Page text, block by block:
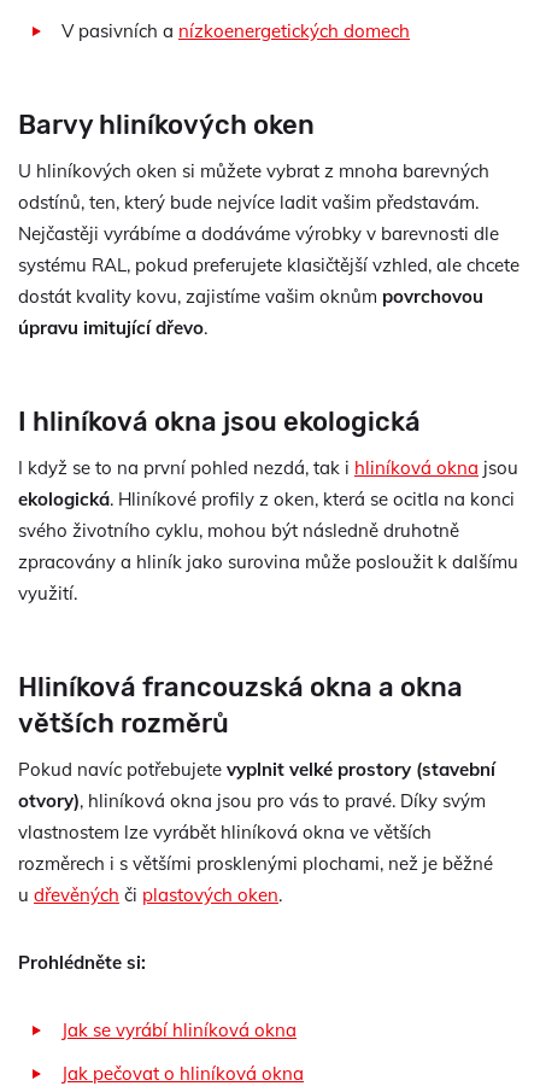
V pasivních a nízkoenergetických domech
Barvy hliníkových oken
U hliníkových oken si můžete vybrat z mnoha barevných
odstínů, ten, který bude nejvíce ladit vašim představám.
Nejčastěji vyrábíme a dodáváme výrobky v barevnosti dle
systému RAL, pokud preferujete klasičtější vzhled, ale chcete
dostát kvality kovu, zajistíme vašim oknům povrchovou
úpravu imitující dřevo.
I hliníková okna jsou ekologická
I když se to na první pohled nezdá, tak i hliníková okna jsou
ekologická. Hliníkové profily z oken, která se ocitla na konci
svého životního cyklu, mohou být následně druhotně
zpracovány a hliník jako surovina může posloužit k dalšímu
využití.
Hliníková francouzská okna a okna
větších rozměrů
Pokud navíc potřebujete vyplnit velké prostory (stavební
otvory), hliníková okna jsou pro vás to pravé. Díky svým
vlastnostem lze vyrábět hliníková okna ve větších
rozměrech i s většími prosklenými plochami, než je běžné
u dřevěných či plastových oken.
Prohlédněte si:
Jak se vyrábí hliníková okna
Jak pečovat o hliníková okna